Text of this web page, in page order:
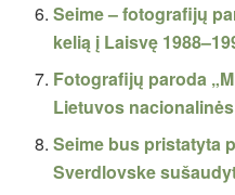
Seime – fotografijų
kelią į Laisvę
Fotografijų paroda
Lietuvos
Seime bus pristatyta
Sverdlovske